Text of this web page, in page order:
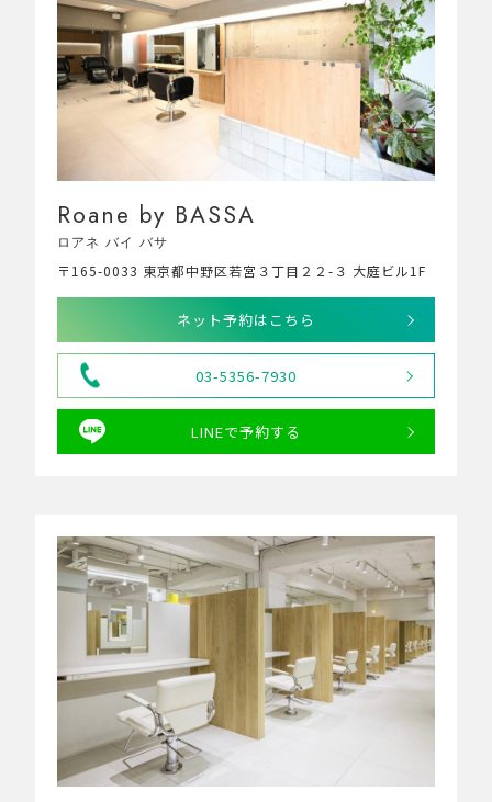
Roane by BASSA
ロアネ バイ バサ
〒165-0033 東京都中野区若宮３丁目２２-３ 大庭ビル1F
ネット予約はこちら
03-5356-7930
LINEで予約する